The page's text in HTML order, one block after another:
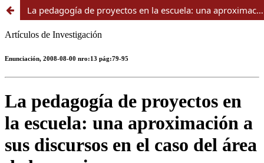
La pedagogía de proyectos en la escuela: una aproximación a sus discursos en el caso del área de lenguaje